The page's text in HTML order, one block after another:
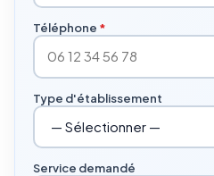
Téléphone *
Type d'établissement
Service demandé